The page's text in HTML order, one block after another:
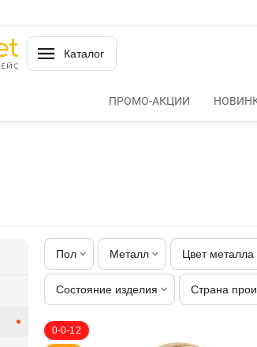
Каталог
ПРОМО-АКЦИИ
Пол Металл Цвет металла
Состояние изделия Страна
0-0-12